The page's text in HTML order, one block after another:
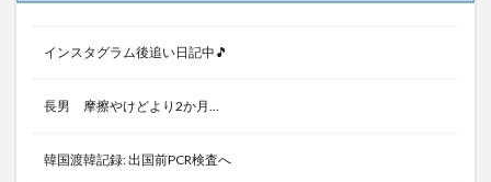
インスタグラム後追い日記中🎵
長男 摩擦やけどより2か月…
韓国渡韓記録: 出国前PCR検査へ